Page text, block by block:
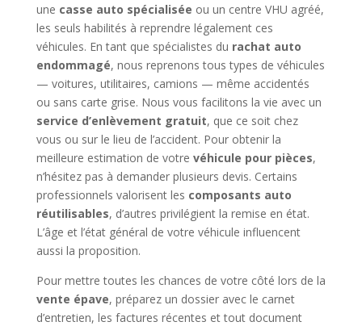
une casse auto spécialisée ou un centre VHU agréé,
les seuls habilités à reprendre légalement ces
véhicules. En tant que spécialistes du rachat auto
endommagé, nous reprenons tous types de véhicules
— voitures, utilitaires, camions — même accidentés
ou sans carte grise. Nous vous facilitons la vie avec un
service d’enlèvement gratuit, que ce soit chez
vous ou sur le lieu de l’accident. Pour obtenir la
meilleure estimation de votre véhicule pour pièces,
n’hésitez pas à demander plusieurs devis. Certains
professionnels valorisent les composants auto
réutilisables, d’autres privilégient la remise en état.
L’âge et l’état général de votre véhicule influencent
aussi la proposition.
Pour mettre toutes les chances de votre côté lors de la
vente épave, préparez un dossier avec le carnet
d’entretien, les factures récentes et tout document